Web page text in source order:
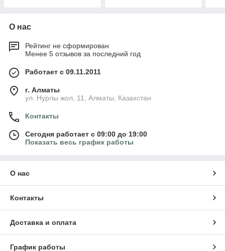
О нас
Рейтинг не сформирован
Менее 5 отзывов за последний год
Работает с 09.11.2011
г. Алматы
ул. Нурлы жол, 11, Алматы, Казахстан
Контакты
Сегодня работает с 09:00 до 19:00
Показать весь график работы
О нас
Контакты
Доставка и оплата
График работы